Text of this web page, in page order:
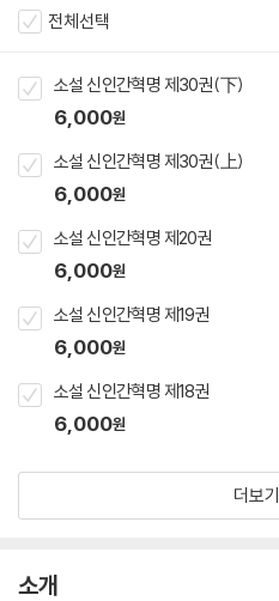
전체선택
소설 신인간혁명 제30권(下)
6,000원
소설 신인간혁명 제30권(上)
6,000원
소설 신인간혁명 제20권
6,000원
소설 신인간혁명 제19권
6,000원
소설 신인간혁명 제18권
6,000원
더보기
소개